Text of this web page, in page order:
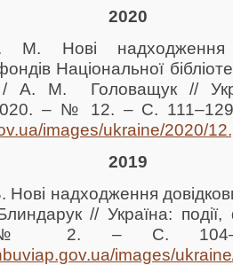
2020
Нові надходження
Національної
/ А. М. Головащук //
– № 12. – С.
images/ukraine/2020/
2019
Нові надходження
// Україна: події,
2. – С.
images/